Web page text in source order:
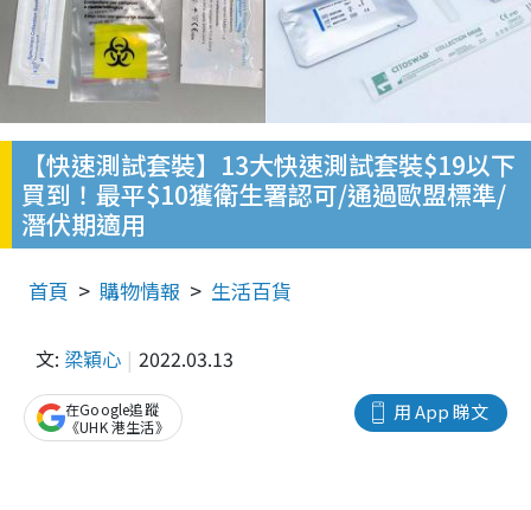
【快速測試套裝】13大快速測試套裝$19以下
買到！最平$10獲衛生署認可/通過歐盟標準/
潛伏期適用
首頁 購物情報 生活百貨
文: 梁穎心 2022.03.13
用 App 睇文
在Google追蹤
《UHK 港生活》